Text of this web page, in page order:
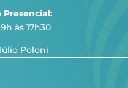
às 17h30
Poloni